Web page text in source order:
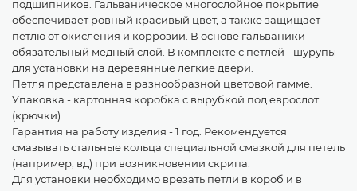
подшипников. Гальваническое многослойное покрытие
обеспечивает ровный красивый цвет, а также защищает
петлю от окисления и коррозии. В основе гальваники -
обязательный медный слой. В комплекте с петлей - шурупы
для установки на деревянные легкие двери.
Петля представлена в разнообразной цветовой гамме.
Упаковка - картонная коробка с вырубкой под еврослот
(крючки).
Гарантия на работу изделия - 1 год. Рекомендуется
смазывать стальные кольца специальной смазкой для петель
(например, вд) при возникновении скрипа.
Для установки необходимо врезать петли в короб и в